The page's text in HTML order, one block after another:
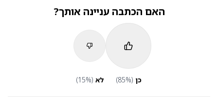
האם הכתבה עניינה אותך?
כן (
85%) לא (
15%)